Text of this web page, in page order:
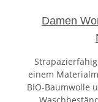
Damen
einem
BIO-Baumwolle